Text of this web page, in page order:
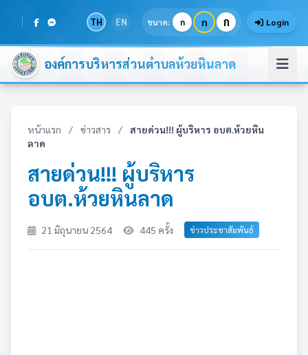
TH EN ขนาด: ก ก ก Login
องค์การบริหารส่วนตำบลห้วยหินลาด
หน้าแรก / ข่าวสาร /
สายด่วน!!! ผู้บริหาร อบต.ห้วยหิน
ลาด
สายด่วน!!! ผู้บริหาร
อบต.ห้วยหินลาด
21 มิถุนายน 2564 445 ครั้ง ข่าวประชาสัมพันธ์